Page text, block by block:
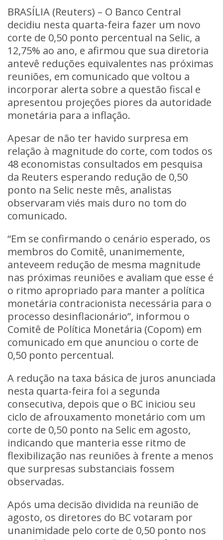
BRASÍLIA (Reuters) – O Banco Central
decidiu nesta quarta-feira fazer um novo
corte de 0,50 ponto percentual na Selic, a
12,75% ao ano, e afirmou que sua diretoria
antevê reduções equivalentes nas próximas
reuniões, em comunicado que voltou a
incorporar alerta sobre a questão fiscal e
apresentou projeções piores da autoridade
monetária para a inflação.
Apesar de não ter havido surpresa em
relação à magnitude do corte, com todos os
48 economistas consultados em pesquisa
da Reuters esperando redução de 0,50
ponto na Selic neste mês, analistas
observaram viés mais duro no tom do
comunicado.
“Em se confirmando o cenário esperado, os
membros do Comitê, unanimemente,
anteveem redução de mesma magnitude
nas próximas reuniões e avaliam que esse é
o ritmo apropriado para manter a política
monetária contracionista necessária para o
processo desinflacionário”, informou o
Comitê de Política Monetária (Copom) em
comunicado em que anunciou o corte de
0,50 ponto percentual.
A redução na taxa básica de juros anunciada
nesta quarta-feira foi a segunda
consecutiva, depois que o BC iniciou seu
ciclo de afrouxamento monetário com um
corte de 0,50 ponto na Selic em agosto,
indicando que manteria esse ritmo de
flexibilização nas reuniões à frente a menos
que surpresas substanciais fossem
observadas.
Após uma decisão dividida na reunião de
agosto, os diretores do BC votaram por
unanimidade pelo corte de 0,50 ponto nos